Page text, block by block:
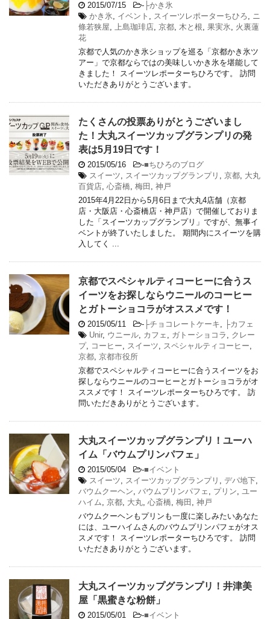
2015/07/15 - ├かき氷
かき氷, イベント , スイーツレポーターちひろ , ニ
條若狭屋, 上島珈琲店, 京都, 木と根, 果実氷, 火裏蓮
花
京都で人気のかき氷ショップを巡る「京都かき氷ツ
アー」で京都ならではの美味しいかき氷を堪能して
きました！ スイーツレポーターちひろです。 訪問
いただきありがとうございます。
たくさんの投票ありがとうございまし
た！大丸スイーツカップグランプリの発
表は5月19日です！
2015/05/16 -■ちひろのブログ
スイーツ, スイーツカップグランプリ , 京都, 大丸
百貨店, 心斎橋, 梅田 , 神戸
2015年4月22日から5月6日まで大丸4店舗（京都
店・大阪店・心斎橋店・神戸店）で開催しておりま
した「スイーツカップグランプリ」ですが、無事イ
ベントが終了いたしました。 期間内にスイーツを購
入してく ...
京都でスペシャルティコーヒーに合うス
イーツをお探しならウニールのコーヒー
とガトーショコラがオススメです！
2015/05/11 - ├チョコレートケーキ,
├カフェ
Unir, ウニール, カフェ , ガトーショコラ , クレー
プ, コーヒー, スイーツ, スペシャルティコーヒー,
京都, 京都市役所
京都でスペシャルティコーヒーに合うスイーツをお
探しならウニールのコーヒーとガトーショコラがオ
ススメです！ スイーツレポーターちひろです。 訪
問いただきありがとうございます。
大丸スイーツカップグランプリ！ユーハ
イム「バウムプリンパフェ」
2015/05/04 -■イベント
スイーツ, スイーツカップグランプリ , デパ地下,
バウムクーヘン, バウムプリンパフェ , プリン, ユー
ハイム, 京都, 大丸, 心斎橋, 梅田 , 神戸
バウムクーヘンもプリンも一度に楽しみたいあなた
には、ユーハイムさんのバウムプリンパフェがオス
スメです！ スイーツレポーターちひろです。 訪問
いただきありがとうございます。
大丸スイーツカップグランプリ！井津美
屋「黒蜜きな粉餅」
2015/05/01 -■イベント